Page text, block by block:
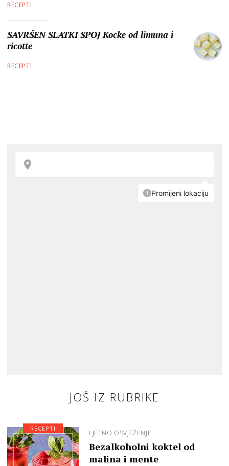
RECEPTI
SAVRŠEN SLATKI SPOJ Kocke od limuna i
ricotte
RECEPTI
JOŠ IZ RUBRIKE
LJETNO OSVJEŽENJE
Bezalkoholni koktel od
malina i mente
RECEPTI